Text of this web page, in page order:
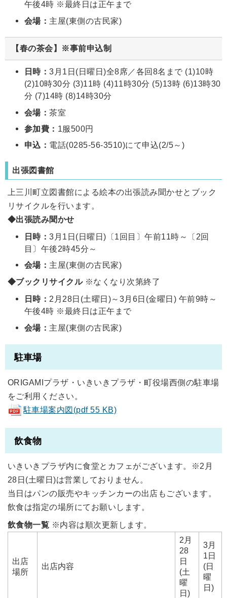
午後4時 ※最終日は正午まで
会場： 主屋(東側の古民家)
【春の茶会】※事前申込制
日時：3月1日(日曜日)全8席／各回8名まで (1)10時
(2)10時30分 (3)11時 (4)11時30分 (5)13時 (6)13時30
分 (7)14時 (8)14時30分
会場：茶室
参加費： 1服500円
申込： 電話(0285-56-3510)にて申込(2/5～)
出張図書館
上三川町立図書館による絵本の出張読み聞かせとブック
リサイクルを行います。
◆出張読み聞かせ
日時：3月1日(日曜日)〔1回目〕午前11時～〔2回
目〕午後2時45分～
会場： 主屋(東側の古民家)
◆ブックリサイクル ※なくなり次第終了
日時： 2月28日(土曜日)～3月6日(金曜日) 午前9時～
午後4時 ※最終日は正午まで
会場： 主屋(東側の古民家)
駐車場
ORIGAMIプラザ・いきいきプラザ・町役場西側の駐車場
をご利用ください。
駐車場案内図(pdf 55 KB)
飲食物
いきいきプラザ内に食堂とカフェがございます。※2月
28日(土曜日)は営業しておりません。
当日はパンの販売やキッチンカーの出店もございます。
飲食は指定の場所にてお願いします。
飲食物一覧 ※内容は順次更新します。
出店
場所
出店内容
2月
28
日
(土
曜
日)
3月
1日
(日
曜
日)